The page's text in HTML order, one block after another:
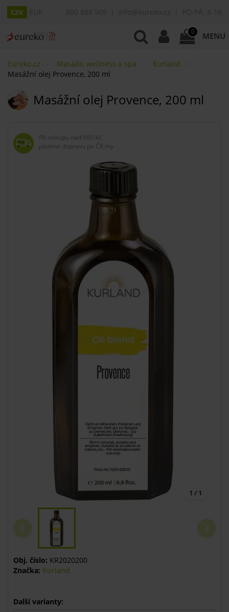
CZK
0 MENU
Eureko.cz Masáže, wellness a spa
Kurland
Masážní olej Provence, 200 ml
Masážní olej Provence, 200 ml
Při nákupu nad 990 Kč
platíme dopravu po ČR my
1 / 1
Obj. číslo: KR2020200
Značka: Kurland
Další varianty: